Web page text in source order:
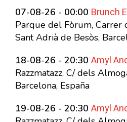
07-08-26 - 00:00 Brunch
Parque del Fòrum, Carrer
Sant Adrià de Besòs,
18-08-26 - 20:30 Amyl
Razzmatazz, C/ dels
Barcelona, España
19-08-26 - 20:30 Amyl